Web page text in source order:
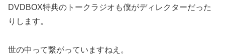
DVDBOX特典のトークラジオも僕がディレクターだった
りします。
世の中って繋がっていますねえ。